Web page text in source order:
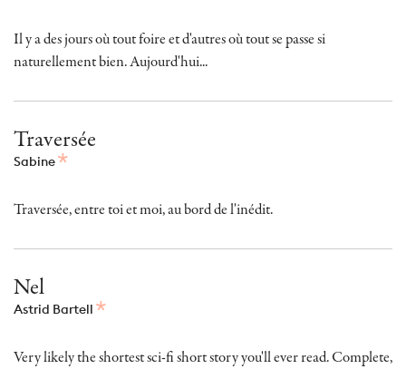
Il y a des jours où tout foire et d'autres où tout se passe si
naturellement bien. Aujourd'hui...
Traversée
Sabine
Traversée, entre toi et moi, au bord de l'inédit.
Nel
Astrid Bartell
Very likely the shortest sci-fi short story you'll ever read. Complete,